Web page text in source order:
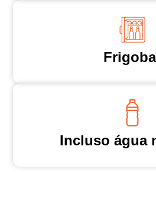
Incluso água